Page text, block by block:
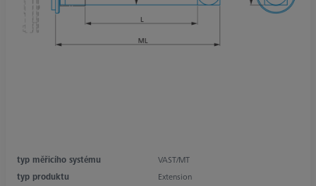
typ měřicího systému
VAST/MT
typ produktu
Extension